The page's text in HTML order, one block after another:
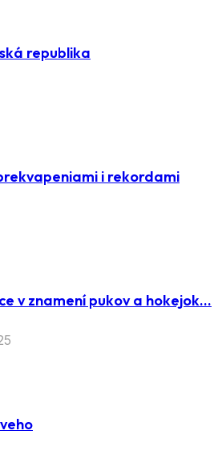
republika
i rekordami
v znamení pukov a hokejok…